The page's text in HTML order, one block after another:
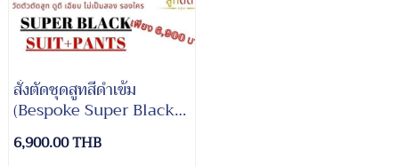
สั่งตัดชุดสูทสีดำเข้ม
(Bespoke Super Black
Suits)
6,900.00 THB